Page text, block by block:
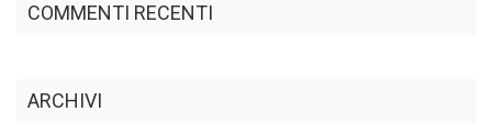
COMMENTI RECENTI
ARCHIVI